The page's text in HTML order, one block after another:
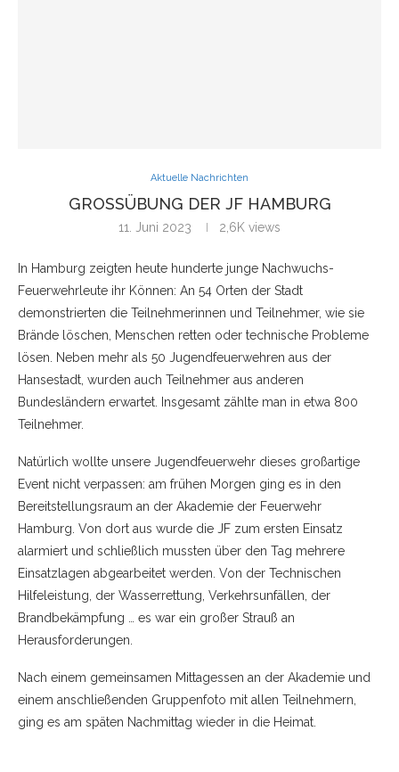
Aktuelle Nachrichten
GROSSÜBUNG DER JF HAMBURG
11. Juni 2023 2,6K views
In Hamburg zeigten heute hunderte junge Nachwuchs-
Feuerwehrleute ihr Können: An 54 Orten der Stadt
demonstrierten die Teilnehmerinnen und Teilnehmer, wie sie
Brände löschen, Menschen retten oder technische Probleme
lösen. Neben mehr als 50 Jugendfeuerwehren aus der
Hansestadt, wurden auch Teilnehmer aus anderen
Bundesländern erwartet. Insgesamt zählte man in etwa 800
Teilnehmer.
Natürlich wollte unsere Jugendfeuerwehr dieses großartige
Event nicht verpassen: am frühen Morgen ging es in den
Bereitstellungsraum an der Akademie der Feuerwehr
Hamburg. Von dort aus wurde die JF zum ersten Einsatz
alarmiert und schließlich mussten über den Tag mehrere
Einsatzlagen abgearbeitet werden. Von der Technischen
Hilfeleistung, der Wasserrettung, Verkehrsunfällen, der
Brandbekämpfung … es war ein großer Strauß an
Herausforderungen.
Nach einem gemeinsamen Mittagessen an der Akademie und
einem anschließenden Gruppenfoto mit allen Teilnehmern,
ging es am späten Nachmittag wieder in die Heimat.